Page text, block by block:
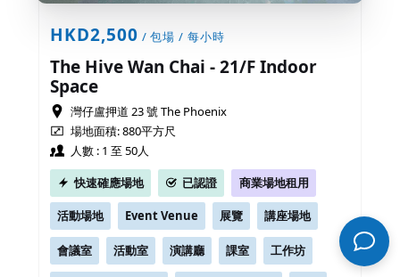
HKD2,500 / 包場 / 每小時
The Hive Wan Chai - 21/F Indoor
Space
灣仔盧押道 23 號 The Phoenix
場地面積: 880平方尺
人數 : 1 至 50人
快速確應場地
已認證 商業場地租用
活動場地 Event Venue 展覽 講座場地
會議室 活動室 演講廳 課室 工作坊